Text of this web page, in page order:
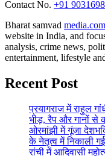
Contact No. ‪ +91
Bharat samvad media.com
website in India, and
analysis, crime news,
entertainment, lifestyle
Recent Post
प्रयागराज में राहुल
भीड़, रैप और गानों से
ओरमांझी में गूंजा
के नेतृत्व में निकाली गई
रांची में आदिवासी